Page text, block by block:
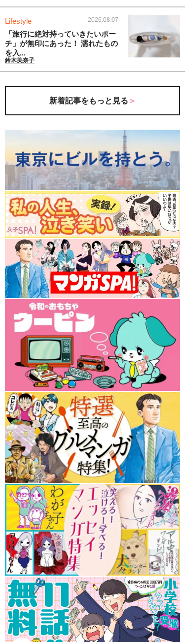
Lifestyle 2026.08.07
「旅行に絶対持っていきたいポー
チ」が無印にあった！ 濡れたもの
を入...
鈴木美奈子
新着記事をもっと見る